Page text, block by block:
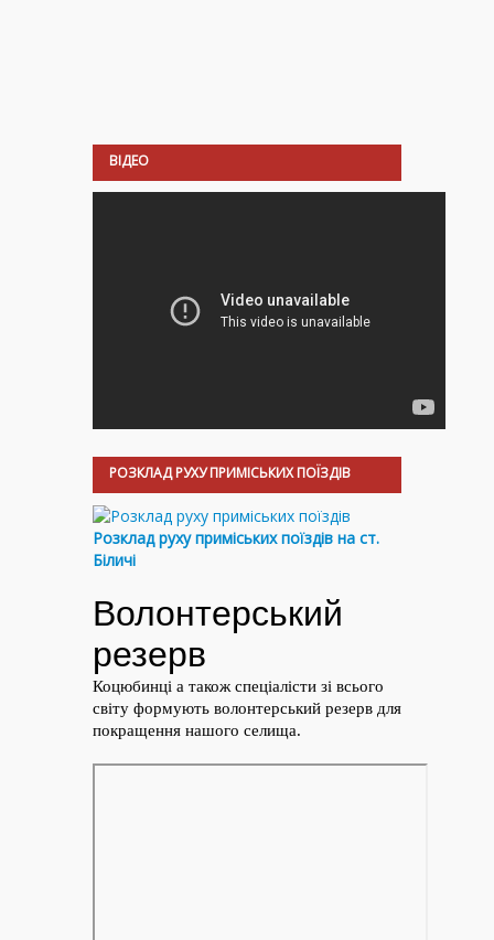
ВІДЕО
РОЗКЛАД РУХУ ПРИМІСЬКИХ ПОЇЗДІВ
Розклад руху приміських поїздів на ст.
Біличі